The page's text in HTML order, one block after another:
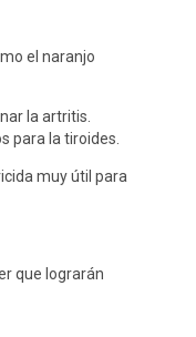
el naranjo
la artritis.
para la tiroides.
muy útil para
que lograrán